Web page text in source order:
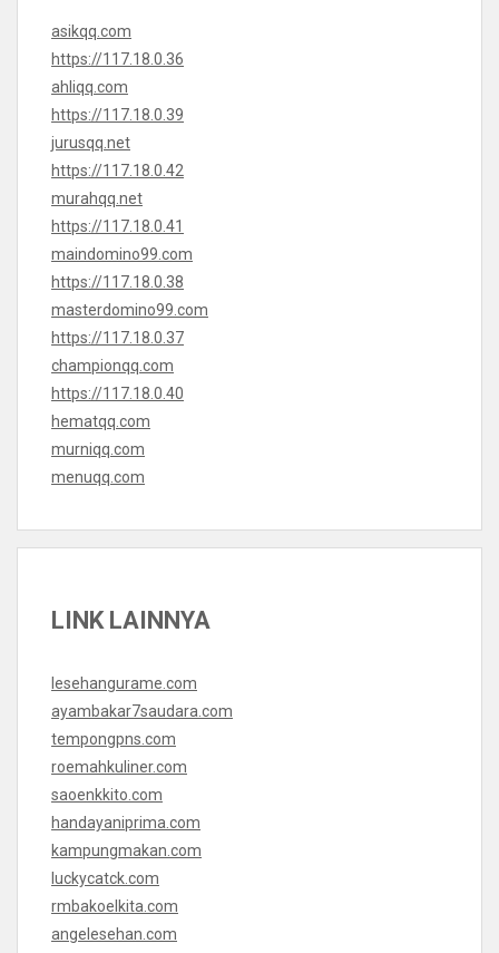
asikqq.com
https://117.18.0.36
ahliqq.com
https://117.18.0.39
jurusqq.net
https://117.18.0.42
murahqq.net
https://117.18.0.41
maindomino99.com
https://117.18.0.38
masterdomino99.com
https://117.18.0.37
championqq.com
https://117.18.0.40
hematqq.com
murniqq.com
menuqq.com
LINK LAINNYA
lesehangurame.com
ayambakar7saudara.com
tempongpns.com
roemahkuliner.com
saoenkkito.com
handayaniprima.com
kampungmakan.com
luckycatck.com
rmbakoelkita.com
angelesehan.com